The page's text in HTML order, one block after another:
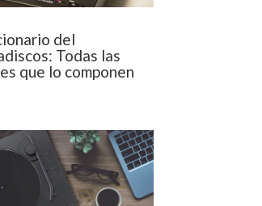
del
Todas las
que lo componen